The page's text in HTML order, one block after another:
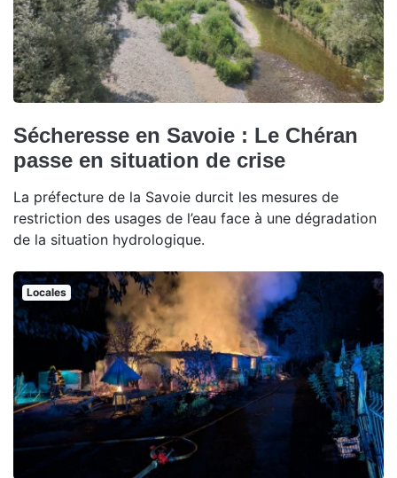
Sécheresse en Savoie : Le Chéran
passe en situation de crise
La préfecture de la Savoie durcit les mesures de
restriction des usages de l’eau face à une dégradation
de la situation hydrologique.
Locales